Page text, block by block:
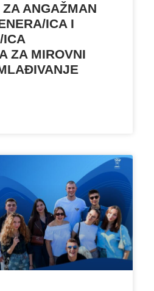
ANGAŽMAN
ICA I
ICA
ZA MIROVNI